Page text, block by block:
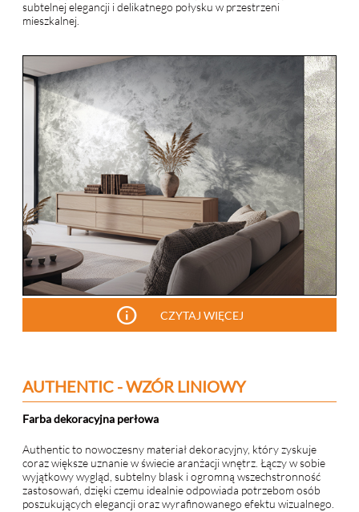
subtelnej elegancji i delikatnego połysku w przestrzeni
mieszkalnej.
info CZYTAJ WIĘCEJ
AUTHENTIC - WZÓR LINIOWY
Farba dekoracyjna perłowa
Authentic to nowoczesny materiał dekoracyjny, który zyskuje
coraz większe uznanie w świecie aranżacji wnętrz. Łączy w sobie
wyjątkowy wygląd, subtelny blask i ogromną wszechstronność
zastosowań, dzięki czemu idealnie odpowiada potrzebom osób
poszukujących elegancji oraz wyrafinowanego efektu wizualnego.